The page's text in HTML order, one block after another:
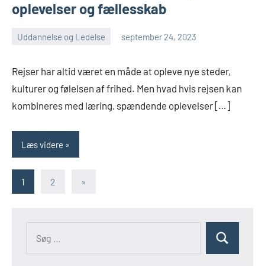
oplevelser og fællesskab
Uddannelse og Ledelse september 24, 2023
Rejser har altid været en måde at opleve nye steder,
kulturer og følelsen af frihed. Men hvad hvis rejsen kan
kombineres med læring, spændende oplevelser […]
Læs videre
Navigation
indlæg
1 2
Næste
»
efter:
Søg